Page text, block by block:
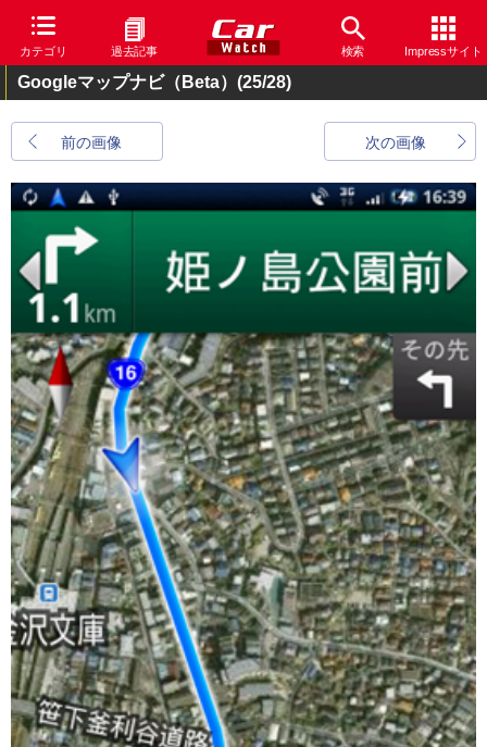
カテゴリ 過去記事 検索 Impressサイト
Googleマップナビ（Beta） (25/28)
前の画像 次の画像